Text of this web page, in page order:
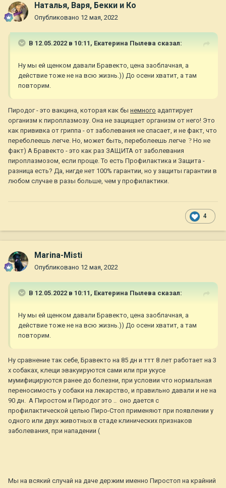
Наталья, Варя, Бекки и Ко
Опубликовано 12 мая, 2022
В 12.05.2022 в 10:11, Екатерина Пылева сказал:
Ну мы ей щенком давали Бравекто, цена заоблачная, а
действие тоже не на всю жизнь.)) До осени хватит, а там
повторим.
Пиродог - это вакцина, которая как бы немного адаптирует
организм к пироплазмозу. Она не защищает организм от него! Это
как прививка от гриппа - от заболевания не спасает, и не факт, что
переболеешь легче. Но, может быть, переболеешь легче ? Но не
факт) А Бравекто - это как раз ЗАЩИТА от заболевания
пироплазмозом, если проще. То есть Профилактика и Защита -
разница есть? Да, нигде нет 100% гарантии, но у защиты гарантии в
любом случае в разы больше, чем у профилактики.
4
Marina-Misti
Опубликовано 12 мая, 2022
В 12.05.2022 в 10:11, Екатерина Пылева сказал:
Ну мы ей щенком давали Бравекто, цена заоблачная, а
действие тоже не на всю жизнь.)) До осени хватит, а там
повторим.
Ну сравнение так себе, Бравекто на 85 дн и ттт 8 лет работает на 3
х собаках, клещи эвакуируются сами или при укусе
мумифицируются ранее до болезни, при условии что нормальная
переносимость у собаки на лекарство, и правильно давали и не на
90 дн. А Пиростом и Пиродог это .. оно дается с
профилактической целью Пиро-Стоп применяют при появлении у
одного или двух животных в стаде клинических признаков
заболевания, при нападении (
Мы на всякий случай на даче держим именно Пиростоп на крайний